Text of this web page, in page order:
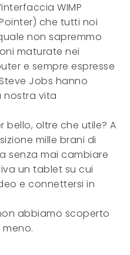
WIMP
che tutti noi
non sapremmo
maturate nei
e sempre espresse
Jobs hanno
nostra vita
bello, oltre che utile? A
mille brani di
senza mai cambiare
un tablet su cui
e connettersi in
abbiamo scoperto